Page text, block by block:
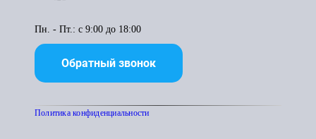
Пн. - Пт.: с 9:00 до 18:00
Обратный звонок
Политика конфиденциальности